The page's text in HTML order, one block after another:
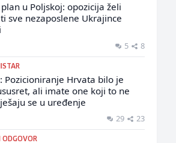
u Poljskoj: opozicija želi
sve nezaposlene Ukrajince
5 8
Pozicioniranje Hrvata bilo je
ali imate one koji to ne
se u uređenje
29 23